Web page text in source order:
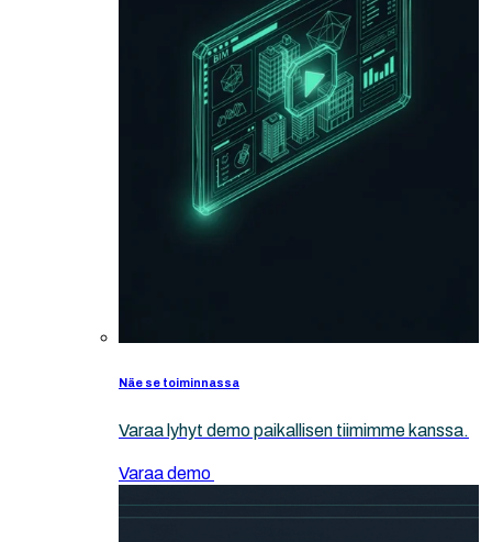
Näe se toiminnassa
Varaa lyhyt demo paikallisen tiimimme kanssa.
Varaa demo